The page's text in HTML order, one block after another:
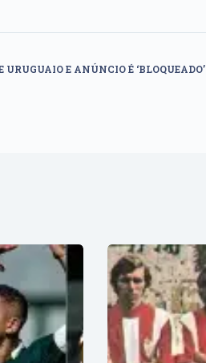
E ANÚNCIO É ‘BLOQUEADO’